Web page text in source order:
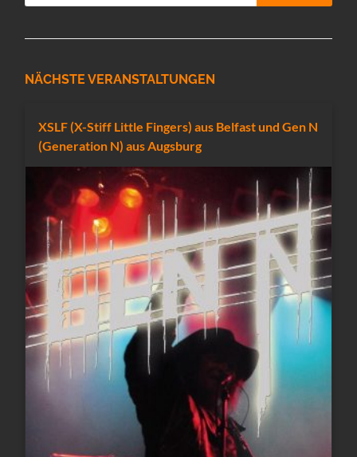
NÄCHSTE VERANSTALTUNGEN
XSLF (X-Stiff Little Fingers) aus Belfast und Gen N
(Generation N) aus Augsburg